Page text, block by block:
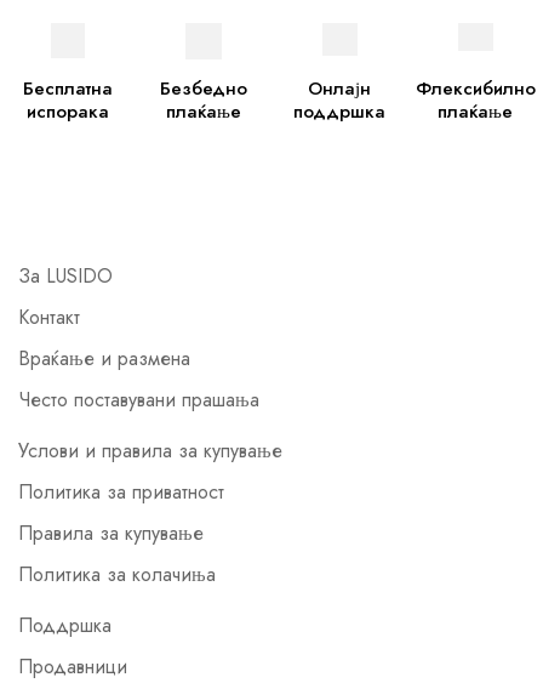
Бесплатна
испорака
Безбедно
плаќање
Онлајн
поддршка
Флексибилно
плаќање
За LUSIDO
Контакт
Враќање и размена
Често поставувани прашања
Услови и правила за купување
Политика за приватност
Правила за купување
Политика за колачиња
Поддршка
Продавници